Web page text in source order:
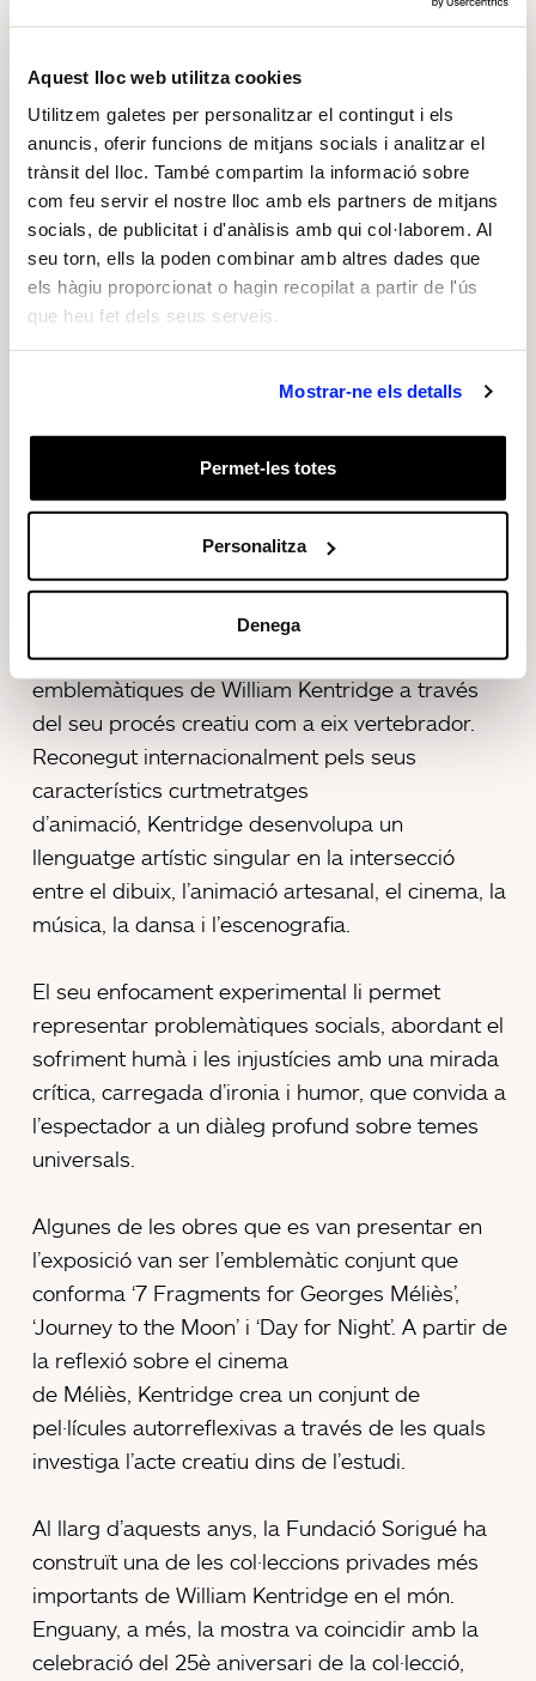
Aquest lloc web utilitza cookies
Utilitzem galetes per personalitzar el contingut i els
anuncis, oferir funcions de mitjans socials i analitzar el
trànsit del lloc. També compartim la informació sobre
com feu servir el nostre lloc amb els partners de mitjans
socials, de publicitat i d'anàlisis amb qui col·laborem. Al
seu torn, ells la poden combinar amb altres dades que
els hàgiu proporcionat o hagin recopilat a partir de l'ús
que heu fet dels seus serveis.
Mostrar-ne els detalls
Permet-les totes
Personalitza
Denega
William Kentridge.
Aquestes visites també van arribar a persones
que segueixen formacions no reglades, posant
especial atenció en grups de formació d’adults i
col·lectius en situació de vulnerabilitat, amb
menys oportunitats d’accés a la cultura.
D’altra banda, el gran interès del públic per
conèixer en profunditat a l’artista i la seva obra
forma més pròxima el procés creatiu de l’artista.
Un recorregut interdisciplinari
L’exposició va traçar un recorregut per obres
emblemàtiques de William Kentridge a través
del seu procés creatiu com a eix vertebrador.
Reconegut internacionalment pels seus
característics curtmetratges
d’animació, Kentridge desenvolupa un
llenguatge artístic singular en la intersecció
entre el dibuix, l’animació artesanal, el cinema, la
música, la dansa i l’escenografia.
El seu enfocament experimental li permet
representar problemàtiques socials, abordant el
sofriment humà i les injustícies amb una mirada
crítica, carregada d’ironia i humor, que convida a
l’espectador a un diàleg profund sobre temes
universals.
Algunes de les obres que es van presentar en
l’exposició van ser l’emblemàtic conjunt que
conforma ‘7 Fragments for Georges Méliès’,
‘Journey to the Moon’ i ‘Day for Night’. A partir de
la reflexió sobre el cinema
de Méliès, Kentridge crea un conjunt de
pel·lícules autorreflexivas a través de les quals
investiga l’acte creatiu dins de l’estudi.
Al llarg d’aquests anys, la Fundació Sorigué ha
construït una de les col·leccions privades més
importants de William Kentridge en el món.
Enguany, a més, la mostra va coincidir amb la
celebració del 25è aniversari de la col·lecció,